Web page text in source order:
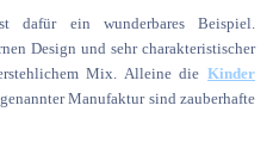
dafür ein wunderbares Beispiel.
Design und sehr charakteristischer
Mix. Alleine die Kinder
Manufaktur sind zauberhafte